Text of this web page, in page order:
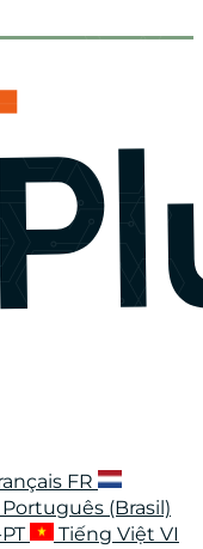
FR
Português (Brasil)
Tiếng Việt VI